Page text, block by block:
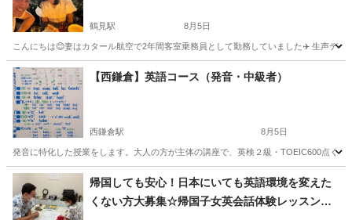
鶴見駅 8月5日
こんにちは😊妻はカタール航空で2年間客室乗務員として勤務していました✈️ 生声デ
神奈川 横浜市 鶴見駅 英語
【西鎌倉】英語コース（発音・中級者）
西鎌倉駅 8月5日
発音に特化した授業をします。大人の方が主体の講座で、英検２級・TOEIC600点く
神奈川 鎌倉市 西鎌倉駅 発音
帰国しても安心！日本にいても英語環境を変えた
くない方大募集☆帰国子女英会話体験レッスン